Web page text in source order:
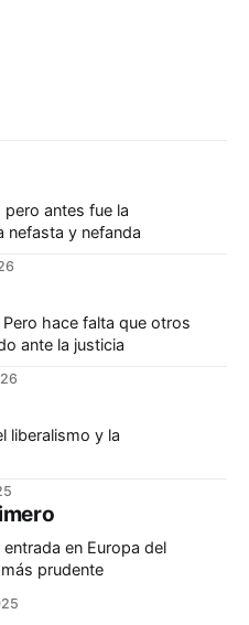
antes fue la
nefasta y nefanda
hace falta que otros
ante la justicia
liberalismo y la
en Europa del
prudente